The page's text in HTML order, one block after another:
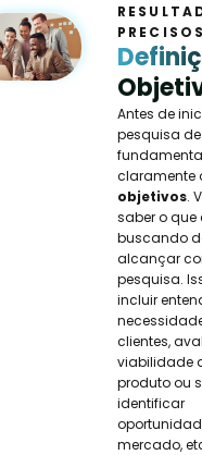
PRECISOS
Antes de
pesquisa
claramente
objetivos.
saber o que
buscando
alcançar
pesquisa.
incluir
clientes,
viabilidade
produto ou
identificar
mercado,